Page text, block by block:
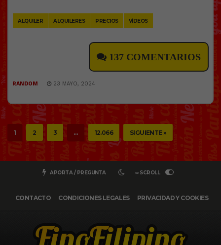
ALQUILER ALQUILERES PRECIOS VÍDEOS
137 COMENTARIOS
RANDOM 23 MAYO, 2024
1 2 3 … 12.066 SIGUIENTE »
APORTA / PREGUNTA ∞ SCROLL
CONTACTO CONDICIONES LEGALES PRIVACIDAD Y COOKIES